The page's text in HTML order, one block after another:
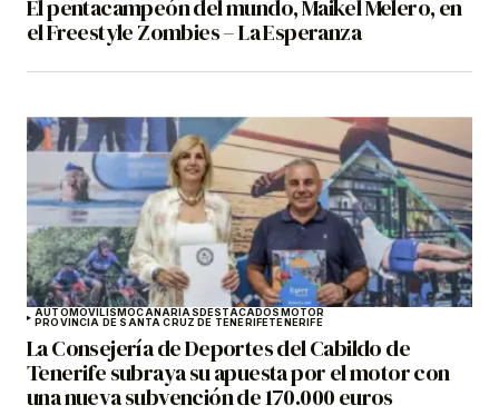
El pentacampeón del mundo, Maikel Melero, en
el Freestyle Zombies – La Esperanza
AUTOMOVILISMOCANARIASDESTACADOSMOTOR
PROVINCIA DE SANTA CRUZ DE TENERIFETENERIFE
La Consejería de Deportes del Cabildo de
Tenerife subraya su apuesta por el motor con
una nueva subvención de 170.000 euros